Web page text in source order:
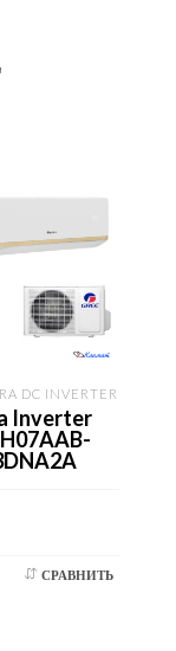
DC INVERTER
Inverter
СРАВНИТЬ